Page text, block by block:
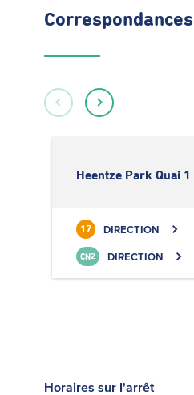
Correspondances
Heentze Park Quai 1
17 DIRECTION
CN2 DIRECTION
Horaires sur l'arrêt